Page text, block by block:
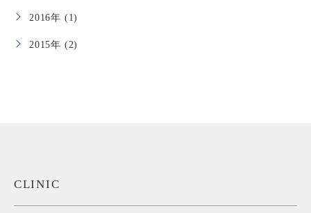
2016年 (1)
2015年 (2)
CLINIC